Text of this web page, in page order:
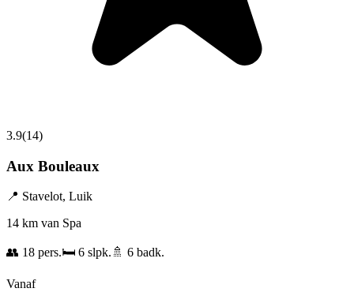
3.9(14)
Aux Bouleaux
📍 Stavelot, Luik
14 km van Spa
👥 18 pers.🛏️ 6 slpk. 🚿 6 badk.
Vanaf